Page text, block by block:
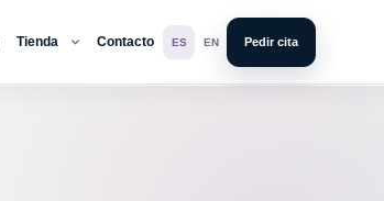
Tienda Contacto ES EN Pedir cita